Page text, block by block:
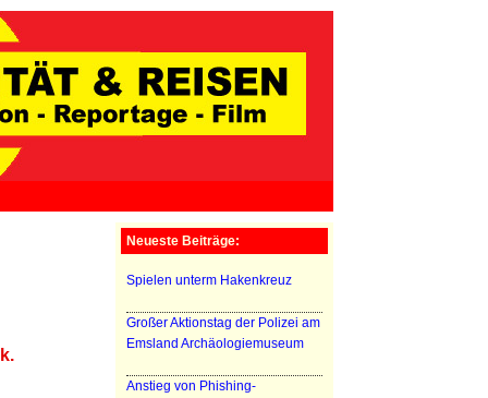
Neueste Beiträge:
Spielen unterm Hakenkreuz
Großer Aktionstag der Polizei am
Emsland Archäologiemuseum
Anstieg von Phishing-